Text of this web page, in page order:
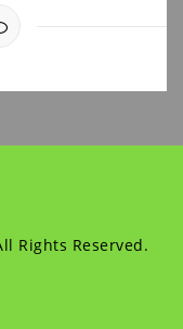
Rights Reserved.